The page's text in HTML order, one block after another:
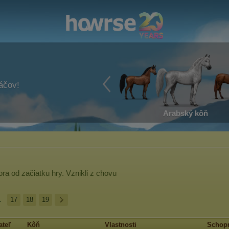
Arabský kôň
od začiatku hry. Vznikli z chovu
17 18 19
Kôň Vlastnosti